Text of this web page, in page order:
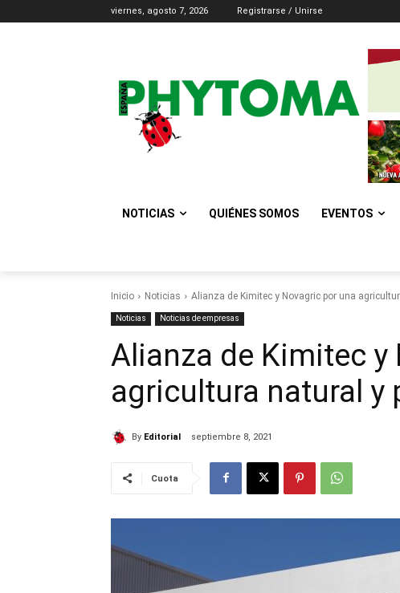
viernes, agosto 7, 2026 Registrarse / Unirse
NOTICIAS QUIÉNES SOMOS EVENTOS
Inicio Noticias Alianza de Kimitec y Novagric por una
Noticias Noticias de empresas
Alianza de Kimitec y
agricultura natural y
By Editorial septiembre 8, 2021
Cuota